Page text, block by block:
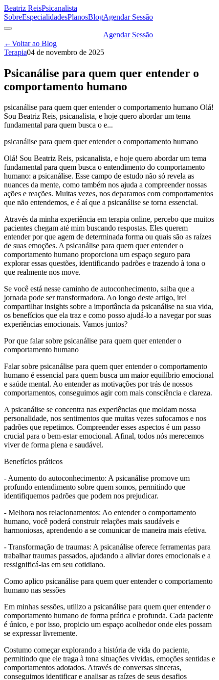
Beatriz ReisPsicanalista
SobreEspecialidadesPlanosBlogAgendar Sessão
Agendar Sessão
←Voltar ao Blog
Terapia04 de novembro de 2025
Psicanálise para quem quer entender o
comportamento humano
psicanálise para quem quer entender o comportamento humano Olá!
Sou Beatriz Reis, psicanalista, e hoje quero abordar um tema
fundamental para quem busca o e...
psicanálise para quem quer entender o comportamento humano
Olá! Sou Beatriz Reis, psicanalista, e hoje quero abordar um tema
fundamental para quem busca o entendimento do comportamento
humano: a psicanálise. Esse campo de estudo não só revela as
nuances da mente, como também nos ajuda a compreender nossas
ações e reações. Muitas vezes, nos deparamos com comportamentos
que não entendemos, e é aí que a psicanálise se torna essencial.
Através da minha experiência em terapia online, percebo que muitos
pacientes chegam até mim buscando respostas. Eles querem
entender por que agem de determinada forma ou quais são as raízes
de suas emoções. A psicanálise para quem quer entender o
comportamento humano proporciona um espaço seguro para
explorar essas questões, identificando padrões e trazendo à tona o
que realmente nos move.
Se você está nesse caminho de autoconhecimento, saiba que a
jornada pode ser transformadora. Ao longo deste artigo, irei
compartilhar insights sobre a importância da psicanálise na sua vida,
os benefícios que ela traz e como posso ajudá-lo a navegar por suas
experiências emocionais. Vamos juntos?
Por que falar sobre psicanálise para quem quer entender o
comportamento humano
Falar sobre psicanálise para quem quer entender o comportamento
humano é essencial para quem busca um maior equilíbrio emocional
e saúde mental. Ao entender as motivações por trás de nossos
comportamentos, conseguimos agir com mais consciência e clareza.
A psicanálise se concentra nas experiências que moldam nossa
personalidade, nos sentimentos que muitas vezes sufocamos e nos
padrões que repetimos. Compreender esses aspectos é um passo
crucial para o bem-estar emocional. Afinal, todos nós merecemos
viver de forma plena e saudável.
Benefícios práticos
- Aumento do autoconhecimento: A psicanálise promove um
profundo entendimento sobre quem somos, permitindo que
identifiquemos padrões que podem nos prejudicar.
- Melhora nos relacionamentos: Ao entender o comportamento
humano, você poderá construir relações mais saudáveis e
harmoniosas, aprendendo a se comunicar de maneira mais efetiva.
- Transformação de traumas: A psicanálise oferece ferramentas para
trabalhar traumas passados, ajudando a aliviar dores emocionais e a
ressignificá-las em seu cotidiano.
Como aplico psicanálise para quem quer entender o comportamento
humano nas sessões
Em minhas sessões, utilizo a psicanálise para quem quer entender o
comportamento humano de forma prática e profunda. Cada paciente
é único, e por isso, propicio um espaço acolhedor onde eles possam
se expressar livremente.
Costumo começar explorando a história de vida do paciente,
permitindo que ele traga à tona situações vividas, emoções sentidas e
comportamentos adotados. Através de conversas sinceras,
conseguimos identificar e analisar as raízes de seus desafios